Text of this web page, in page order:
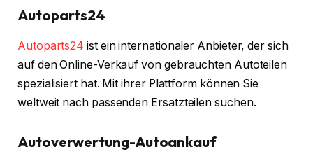
Autoparts24
Autoparts24 ist ein internationaler Anbieter, der sich
auf den Online-Verkauf von gebrauchten Autoteilen
spezialisiert hat. Mit ihrer Plattform können Sie
weltweit nach passenden Ersatzteilen suchen.
Autoverwertung-Autoankauf